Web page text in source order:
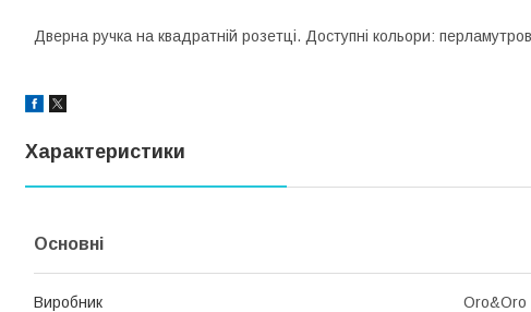
Дверна ручка на квадратній розетці. Доступні кольори:
Характеристики
Основні
Виробник Oro&Oro